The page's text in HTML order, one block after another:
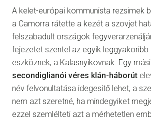
A kelet-európai kommunista rezsimek
a Camorra rátette a kezét a szovjet
felszabadult országok
fejezetet szentel az egyik leggyakoribb
eszköznek, a Kalasnyikovnak. Egy
secondiglianói véres klán-háborút
név felvonultatása idegesítő lehet, a
nem azt szeretné, ha mindegyiket
ezzel szemlélteti azt a mérhetetlen